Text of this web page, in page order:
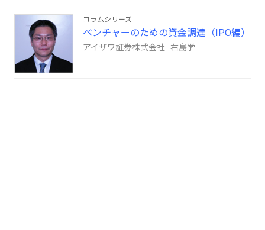
コラムシリーズ
ベンチャーのための資金調達（IPO編）
アイザワ証券株式会社 右島学